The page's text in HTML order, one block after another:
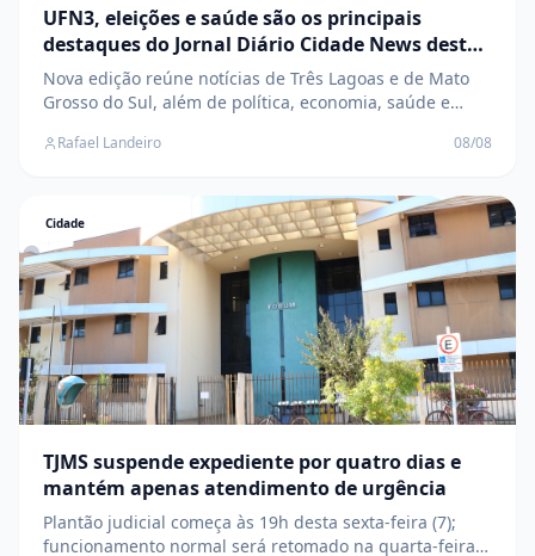
UFN3, eleições e saúde são os principais
destaques do Jornal Diário Cidade News desta
semana
Nova edição reúne notícias de Três Lagoas e de Mato
Grosso do Sul, além de política, economia, saúde e
Rafael Landeiro 08/08
Cidade
TJMS suspende expediente por quatro dias e
mantém apenas atendimento de urgência
Plantão judicial começa às 19h desta sexta-feira (7);
funcionamento normal será retomado na quarta-feira